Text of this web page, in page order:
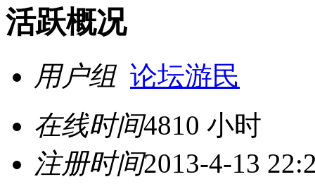
活跃概况
用户组 论坛游民
在线时间4810 小时
注册时间2013-4-13